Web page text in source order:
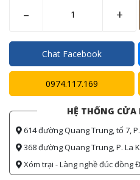
– +
Chat Facebook
0974.117.169
HỆ THỐNG CỬA
614 đường Quang Trung, tổ 7,
368 đường Quang Trung, P. La
Xóm trại - Làng nghề đúc đồng